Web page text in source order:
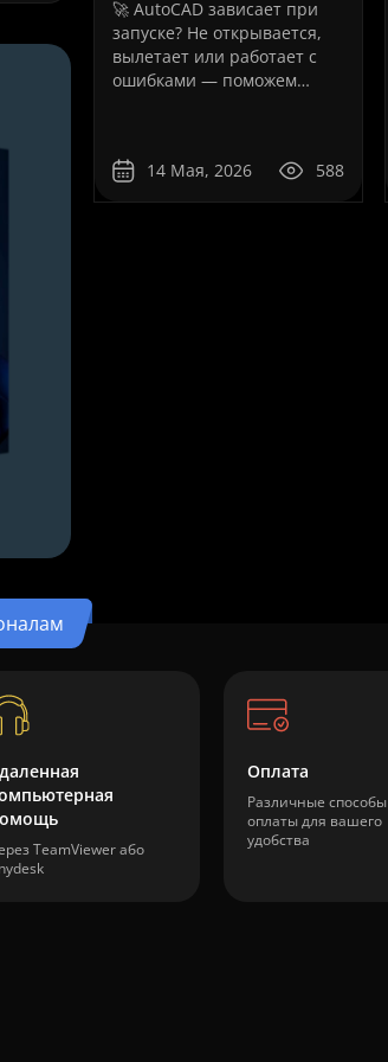
🚀 AutoCAD зависает при
запуске? Не открывается,
вылетает или работает с
ошибками — поможем
AutoCAD от «Львів
Сервіс»Программа AutoCAD
14 Мая, 2026 588
TeamViewer або
Оплата
Различные способы
оплаты для вашего
удобства